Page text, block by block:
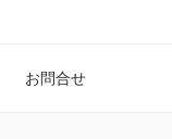
お問合せ